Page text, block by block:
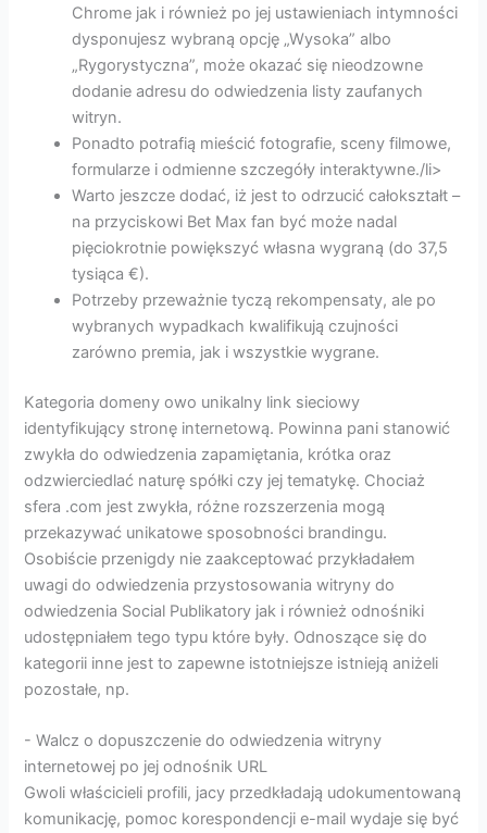
Chrome jak i również po jej ustawieniach intymności
dysponujesz wybraną opcję „Wysoka” albo
„Rygorystyczna”, może okazać się nieodzowne
dodanie adresu do odwiedzenia listy zaufanych
witryn.
‌‌Ponadto potrafią mieścić fotografie, sceny filmowe,
formularze i odmienne szczegóły interaktywne./li>
Warto jeszcze dodać, iż jest to odrzucić całokształt –
na przyciskowi Bet Max fan być może nadal
pięciokrotnie powiększyć własna wygraną (do 37,5
tysiąca €).
Potrzeby przeważnie tyczą rekompensaty, ale po
wybranych wypadkach kwalifikują czujności
zarówno premia, jak i wszystkie wygrane.
Kategoria domeny owo unikalny link sieciowy
identyfikujący stronę internetową. Powinna pani stanowić
zwykła do odwiedzenia zapamiętania, krótka oraz
odzwierciedlać naturę spółki czy jej tematykę. Chociaż
sfera .com jest zwykła, różne rozszerzenia mogą
przekazywać unikatowe sposobności brandingu.
Osobiście przenigdy nie zaakceptować przykładałem
uwagi do odwiedzenia przystosowania witryny do
odwiedzenia Social Publikatory jak i również odnośniki
udostępniałem tego typu które były. Odnoszące się do
kategorii inne jest to zapewne istotniejsze istnieją aniżeli
pozostałe, np.
-⁣ Walcz o dopuszczenie do odwiedzenia witryny
internetowej po jej odnośnik URL
Gwoli właścicieli profili, jacy przedkładają udokumentowaną
komunikację, pomoc korespondencji e-mail wydaje się być